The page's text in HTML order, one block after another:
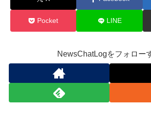
Pocket LINE
NewsChatLogをフォロー